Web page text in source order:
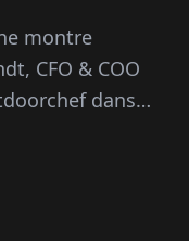
montre
CFO & COO
dans